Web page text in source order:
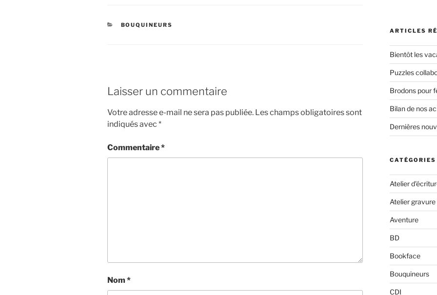
CATÉGORIES
BOUQUINEURS
Laisser un commentaire
Votre adresse e-mail ne sera pas publiée. Les champs obligatoires sont
indiqués avec *
Commentaire*
Nom *
ARTICLES
Bientôt les
Puzzles
Brodons pour
Bilan de nos
Dernières
CATÉGORIES
Atelier
Atelier gravure
Aventure
BD
Bookface
Bouquineurs
CDI